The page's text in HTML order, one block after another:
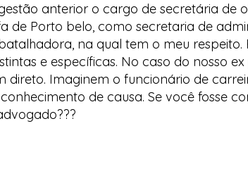
anterior o cargo de secretária de
Porto belo, como secretaria de
na qual tem o meu respeito.
e específicas. No caso do nosso
Imaginem o funcionário de
de causa. Se você fosse